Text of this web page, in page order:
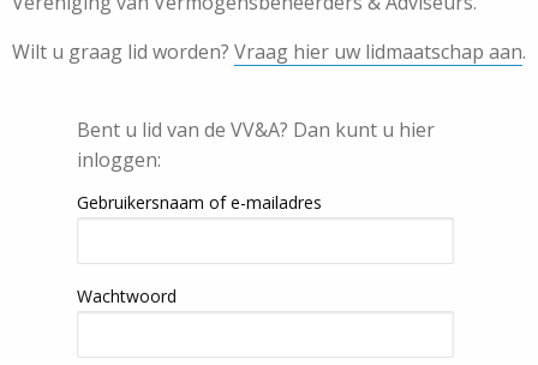
Wilt u graag lid worden? Vraag hier uw lidmaatschap aan.
Bent u lid van de VV&A? Dan kunt u hier
inloggen:
Gebruikersnaam of e-mailadres
Wachtwoord